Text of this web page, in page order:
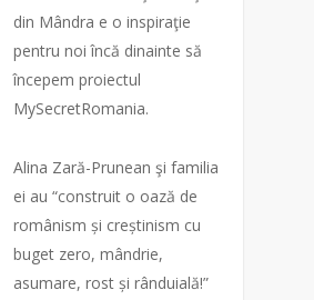
din Mândra e o inspiraţie
pentru noi încă dinainte să
începem proiectul
MySecretRomania.
Alina Zară-Prunean şi familia
ei au “construit o oază de
românism și creștinism cu
buget zero, mândrie,
asumare, rost și rânduială!”